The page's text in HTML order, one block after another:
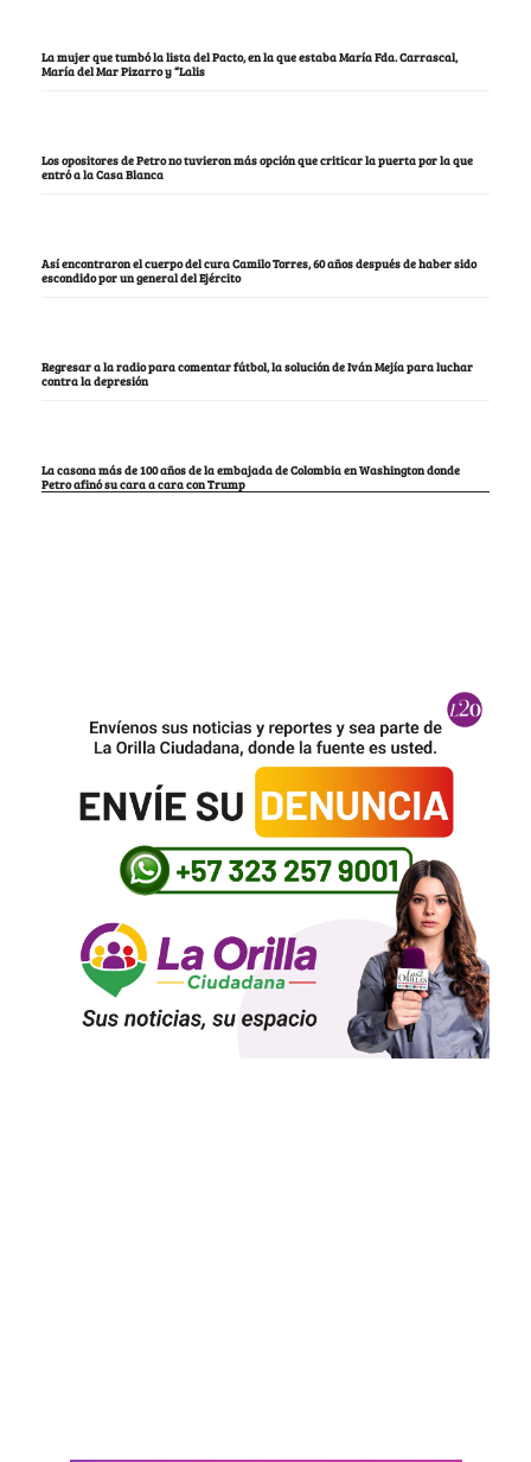
La mujer que tumbó la lista del Pacto, en la que estaba María Fda. Carrascal,
María del Mar Pizarro y “Lalis
Los opositores de Petro no tuvieron más opción que criticar la puerta por la que
entró a la Casa Blanca
Así encontraron el cuerpo del cura Camilo Torres, 60 años después de haber sido
escondido por un general del Ejército
Regresar a la radio para comentar fútbol, la solución de Iván Mejía para luchar
contra la depresión
La casona más de 100 años de la embajada de Colombia en Washington donde
Petro afinó su cara a cara con Trump